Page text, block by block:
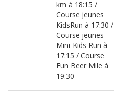
km à 18:15 /
Course jeunes
KidsRun à 17:30 /
Course jeunes
Mini-Kids Run à
17:15 / Course
Fun Beer Mile à
19:30